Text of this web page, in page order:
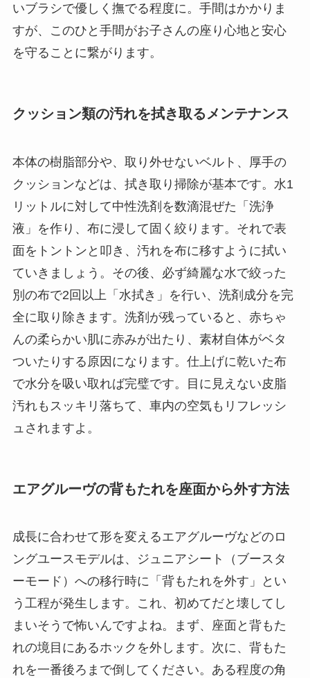
いブラシで優しく撫でる程度に。手間はかかりま
すが、このひと手間がお子さんの座り心地と安心
を守ることに繋がります。
クッション類の汚れを拭き取るメンテナンス
本体の樹脂部分や、取り外せないベルト、厚手の
クッションなどは、拭き取り掃除が基本です。水1
リットルに対して中性洗剤を数滴混ぜた「洗浄
液」を作り、布に浸して固く絞ります。それで表
面をトントンと叩き、汚れを布に移すように拭い
ていきましょう。その後、必ず綺麗な水で絞った
別の布で2回以上「水拭き」を行い、洗剤成分を完
全に取り除きます。洗剤が残っていると、赤ちゃ
んの柔らかい肌に赤みが出たり、素材自体がベタ
ついたりする原因になります。仕上げに乾いた布
で水分を吸い取れば完璧です。目に見えない皮脂
汚れもスッキリ落ちて、車内の空気もリフレッシ
ュされますよ。
エアグルーヴの背もたれを座面から外す方法
成長に合わせて形を変えるエアグルーヴなどのロ
ングユースモデルは、ジュニアシート（ブースタ
ーモード）への移行時に「背もたれを外す」とい
う工程が発生します。これ、初めてだと壊してし
まいそうで怖いんですよね。まず、座面と背もた
れの境目にあるホックを外します。次に、背もた
れを一番後ろまで倒してください。ある程度の角